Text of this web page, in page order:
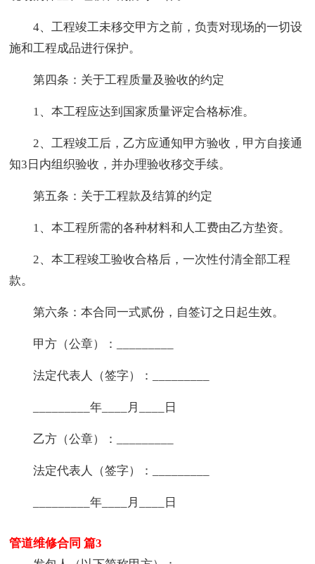
4、工程竣工未移交甲方之前，负责对现场的一切设
施和工程成品进行保护。
第四条：关于工程质量及验收的约定
1、本工程应达到国家质量评定合格标准。
2、工程竣工后，乙方应通知甲方验收，甲方自接通
知3日内组织验收，并办理验收移交手续。
第五条：关于工程款及结算的约定
1、本工程所需的各种材料和人工费由乙方垫资。
2、本工程竣工验收合格后，一次性付清全部工程
款。
第六条：本合同一式贰份，自签订之日起生效。
甲方（公章）：_________
法定代表人（签字）：_________
_________年____月____日
乙方（公章）：_________
法定代表人（签字）：_________
_________年____月____日
管道维修合同 篇3